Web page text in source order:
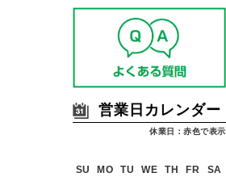
営業日カレンダー
休業日：赤色で表示
SU MO TU WE TH FR SA